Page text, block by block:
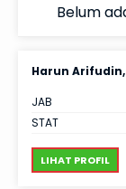
Belum
Harun Arifudin,
JAB
STAT
LIHAT PROFIL